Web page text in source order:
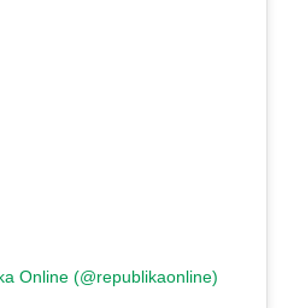
Online (@republikaonline)